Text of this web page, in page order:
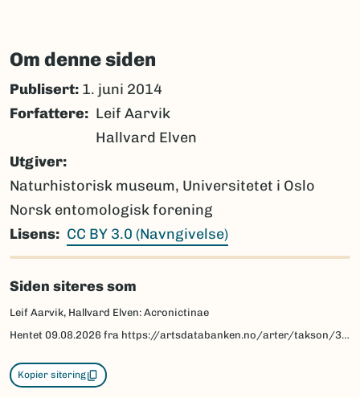
Om denne siden
Publisert: 1. juni 2014
Forfattere
Leif Aarvik
Hallvard Elven
Utgiver
Naturhistorisk museum, Universitetet i Oslo
Norsk entomologisk forening
Lisens
CC BY 3.0 (Navngivelse)
Siden siteres som
Leif Aarvik, Hallvard Elven: Acronictinae
Hentet 09.08.2026 fra https://artsdatabanken.no/arter/takson/30578/beskrivelse
Kopier sitering